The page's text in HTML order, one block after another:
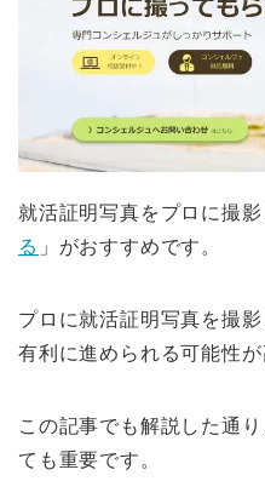
就活証明写真をプロに撮影
る 」がおすすめです。
プロに就活証明写真を撮
有利に進められる可能性が
この記事でも解説した通
ても重要です。